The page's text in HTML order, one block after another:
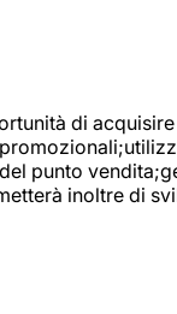
di
punto
inoltre di